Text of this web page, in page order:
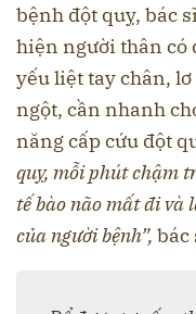
bệnh đột quỵ, bác
hiện người thân có
yếu liệt tay chân,
ngột, cần nhanh
năng cấp cứu đột
quỵ, mỗi phút chậm
tế bào não mất đi và
của người bệnh”, bác